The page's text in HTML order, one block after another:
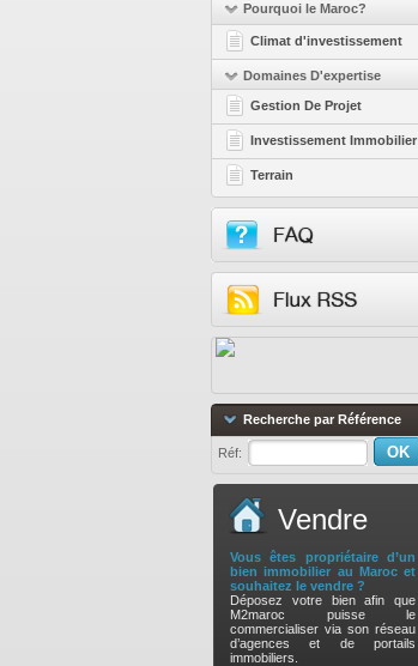
Pourquoi le Maroc?
Climat d'investissement
Domaines D'expertise
Gestion De Projet
Investissement Immobilier
Terrain
Recherche par Référence
Réf:
Vendre
Vous êtes propriétaire d’un
bien immobilier au Maroc et
souhaitez le vendre ?
Déposez votre bien afin que
M2maroc puisse le
commercialiser via son réseau
d’agences et de portails
immobiliers.